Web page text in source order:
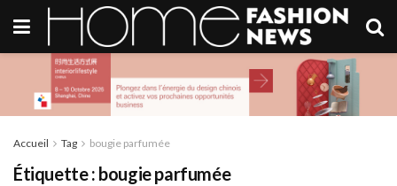
Accueil Tag bougie parfumée
Étiquette : bougie parfumée